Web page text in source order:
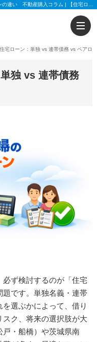
宅ローン：単独 vs 連帯債務 vs ペアロ
独 vs 連帯債務
ず検討するのが「住宅
題です。単独名義・連帯
選ぶかによって、借り
ク、将来の選択肢が大
戸・船橋）や茨城県南